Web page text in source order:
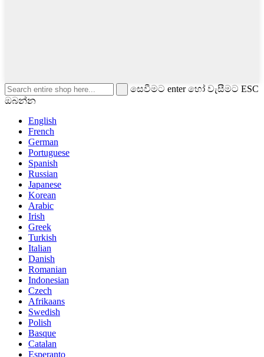
සෙවීමට enter හෝ වැසීමට ESC
ඔබන්න
English
French
German
Portuguese
Spanish
Russian
Japanese
Korean
Arabic
Irish
Greek
Turkish
Italian
Danish
Romanian
Indonesian
Czech
Afrikaans
Swedish
Polish
Basque
Catalan
Esperanto